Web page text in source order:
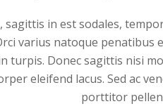
sagittis in est sodales,
varius natoque
turpis. Donec sagittis nisi
eleifend lacus. Sed ac
porttitor